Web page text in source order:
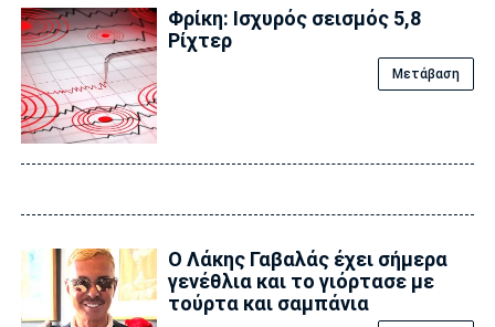
Φρίκη: Ισχυρός σεισμός 5,8
Ρίχτερ
Μετάβαση
Ο Λάκης Γαβαλάς έχει σήμερα
γενέθλια και το γιόρτασε με
τούρτα και σαμπάνια